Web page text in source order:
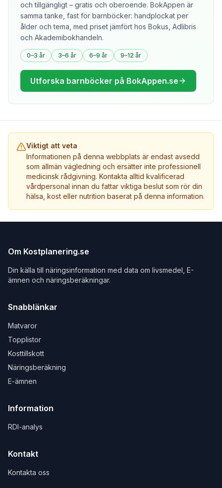
och tillgängligt – gratis och oberoende. BokAppen är
samma tanke, fast för barnböcker: handplockat per
ålder och tema, med priset jämfört hos Bokus, Adlibris
och Akademibokhandeln.
0–3 år 3–6 år 6–9 år 9–12 år
Utforska barnböcker på BokAppen.se
Viktigt att veta
Informationen på denna webbplats är endast avsedd
som allmän vägledning och ersätter inte professionell
medicinsk rådgivning. Kontakta alltid kvalificerad
vårdpersonal innan du fattar viktiga beslut som rör din
hälsa, kost eller nutrition baserat på denna information.
Om Kostplanering.se
Din källa till näringsinformation med data om livsmedel, E-
ämnen och näringsberäkningar.
Snabblänkar
Matvaror
Topplistor
Kosttillskott
Näringsberäkning
E-ämnen
Information
RDI-analys
Kontakt
Kontakta oss